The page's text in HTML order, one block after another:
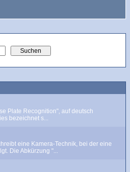
Plate Recognition", auf deutsch
bezeichnet s...
eine Kamera-Technik, bei der eine
Die Abkürzung "...